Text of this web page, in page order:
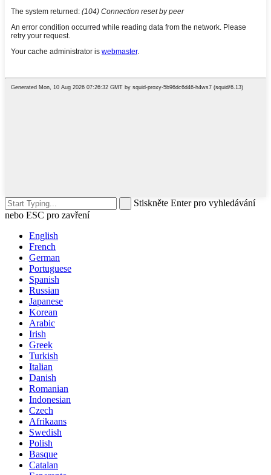
Stiskněte Enter pro vyhledávání
nebo ESC pro zavření
English
French
German
Portuguese
Spanish
Russian
Japanese
Korean
Arabic
Irish
Greek
Turkish
Italian
Danish
Romanian
Indonesian
Czech
Afrikaans
Swedish
Polish
Basque
Catalan